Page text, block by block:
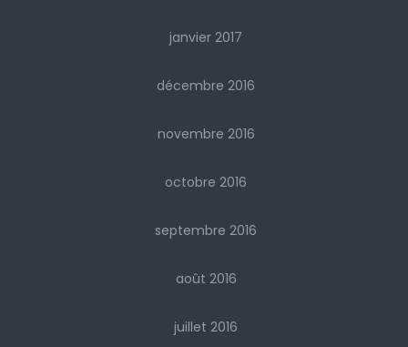
janvier 2017
décembre 2016
novembre 2016
octobre 2016
septembre 2016
août 2016
juillet 2016